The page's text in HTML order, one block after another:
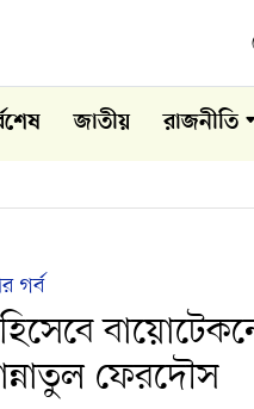
জাতীয় রাজনীতি
গর্ব
ফেরদৌস